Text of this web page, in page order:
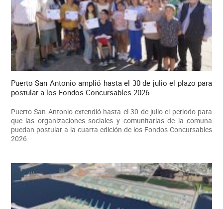
Puerto San Antonio amplió hasta el 30 de julio el plazo para
postular a los Fondos Concursables 2026
Puerto San Antonio extendió hasta el 30 de julio el periodo para
que las organizaciones sociales y comunitarias de la comuna
puedan postular a la cuarta edición de los Fondos Concursables
2026.